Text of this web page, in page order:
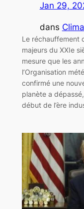
Jan 29,
dans
Le réchauffement
majeurs du XXIe
mesure que les
l’Organisation
confirmé une
planète a
début de l’ère